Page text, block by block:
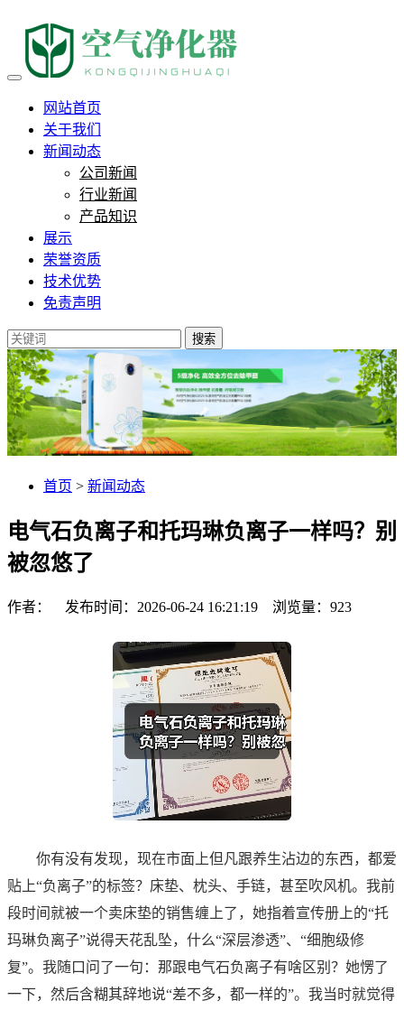
电气石负离子和托玛琳负离子
网站首页
关于我们
新闻动态
公司新闻
行业新闻
产品知识
展示
荣誉资质
技术优势
免责声明
搜索
首页 > 新闻动态
电气石负离子和托玛琳负离子一样吗？别
被忽悠了
作者： 发布时间：2026-06-24 16:21:19 浏览量： 923
你有没有发现，现在市面上但凡跟养生沾边的东西，都爱
贴上“负离子”的标签？床垫、枕头、手链，甚至吹风机。我前
段时间就被一个卖床垫的销售缠上了，她指着宣传册上的“托
玛琳负离子”说得天花乱坠，什么“深层渗透”、“细胞级修
复”。我随口问了一句：那跟电气石负离子有啥区别？她愣了
一下，然后含糊其辞地说“差不多，都一样的”。我当时就觉得